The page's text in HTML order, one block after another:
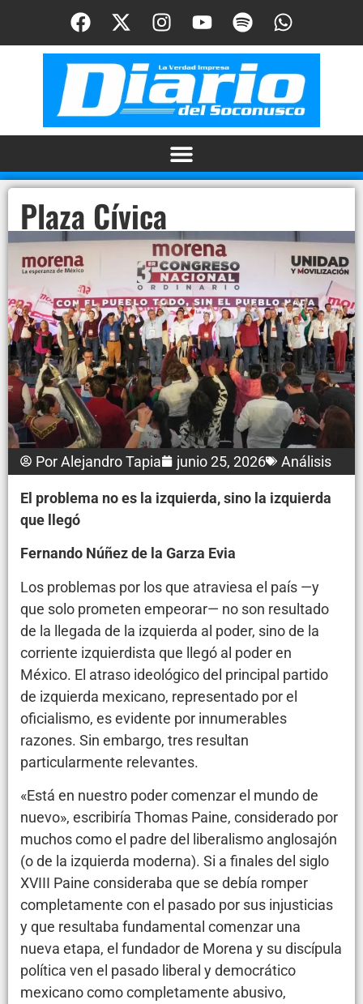
Plaza Cívica
PorAlejandro Tapia junio 25, 2026 Análisis
El problema no es la izquierda, sino la izquierda
que llegó
Fernando Núñez de la Garza Evia
Los problemas por los que atraviesa el país —y
que solo prometen empeorar— no son resultado
de la llegada de la izquierda al poder, sino de la
corriente izquierdista que llegó al poder en
México. El atraso ideológico del principal partido
de izquierda mexicano, representado por el
oficialismo, es evidente por innumerables
razones. Sin embargo, tres resultan
particularmente relevantes.
«Está en nuestro poder comenzar el mundo de
nuevo», escribiría Thomas Paine, considerado por
muchos como el padre del liberalismo anglosajón
(o de la izquierda moderna). Si a finales del siglo
XVIII Paine consideraba que se debía romper
completamente con el pasado por sus injusticias
y que resultaba fundamental comenzar una
nueva etapa, el fundador de Morena y su discípula
política ven el pasado liberal y democrático
mexicano como completamente abusivo,